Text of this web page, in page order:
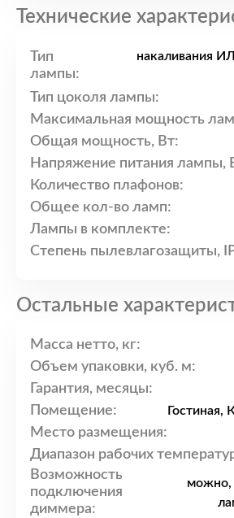
Технические
Тип
лампы:
накаливания
Тип цоколя лампы:
Максимальная мощность
Общая мощность, Вт:
Напряжение питания лампы,
Количество плафонов:
Общее кол-во ламп:
Лампы в комплекте:
Степень пылевлагозащиты,
Остальные
Масса нетто, кг:
Объем упаковки, куб. м:
Гарантия, месяцы:
Помещение: Гостиная,
Место размещения:
Диапазон рабочих
Возможность
подключения
диммера:
можно,